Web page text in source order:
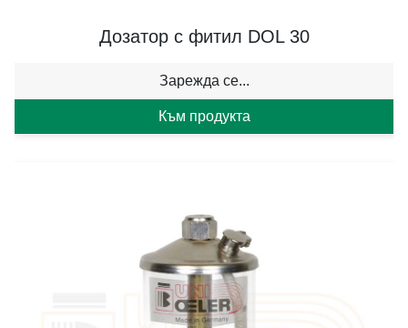
Дозатор с фитил DOL 30
Зарежда се...
Към продукта